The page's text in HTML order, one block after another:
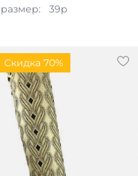
размер: 39р
Скидка 70%